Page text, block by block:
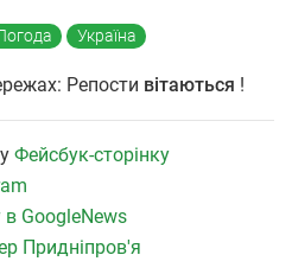
Україна
Репости вітаються !
Фейсбук-сторінку
в GoogleNews
Придніпров'я